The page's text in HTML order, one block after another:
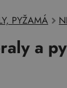
PYŽAMÁ
a